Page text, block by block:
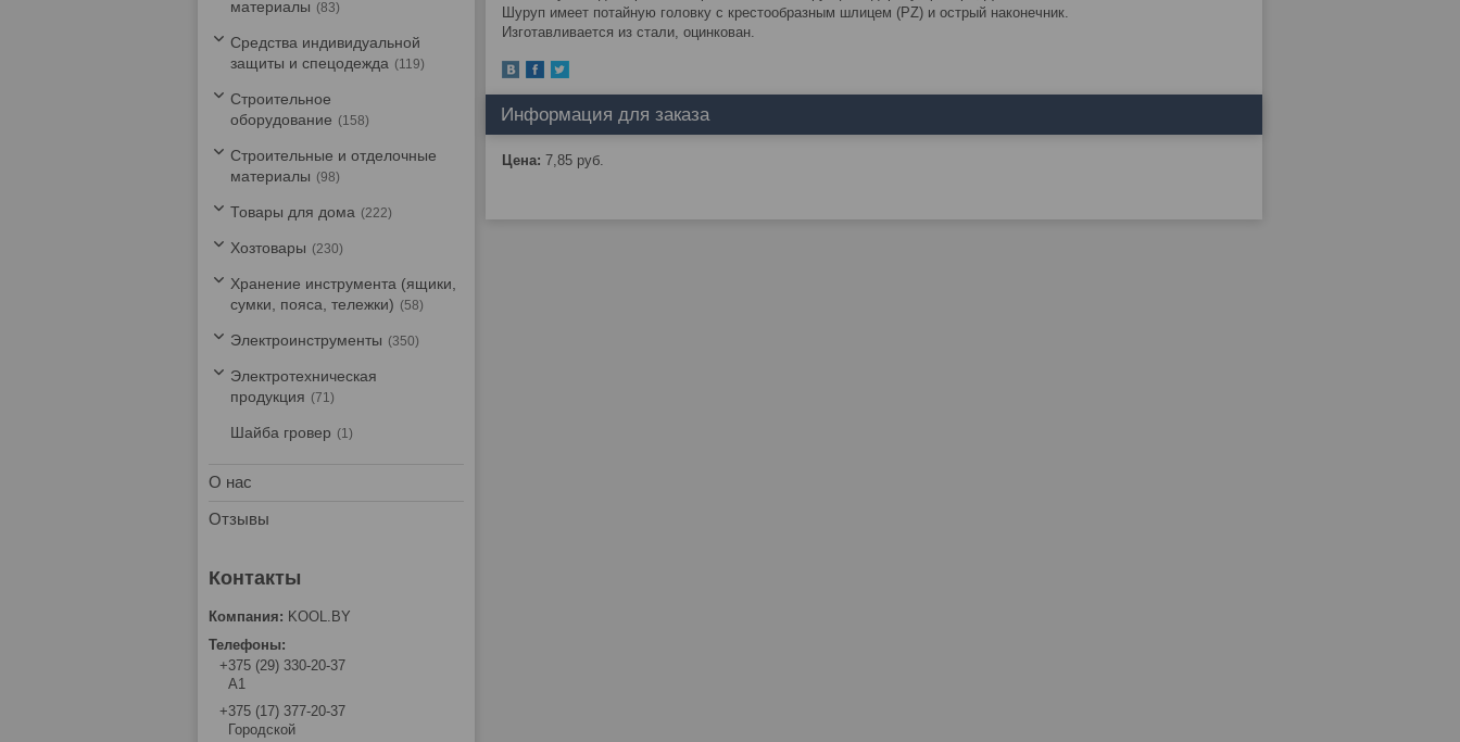
Шуруп имеет потайную головку с крестообразным шлицем (PZ) и острый наконечник.
Изготавливается из стали, оцинкован.
Информация для заказа
Цена: 7,85 руб.
материалы
83
Средства индивидуальной
защиты и спецодежда
119
Строительное
оборудование
158
Строительные и отделочные
материалы
98
Товары для дома 222
Хозтовары 230
Хранение инструмента (ящики,
сумки, пояса, тележки)
58
Электроинструменты 350
Электротехническая
продукция
71
Шайба гровер 1
О нас
Отзывы
KOOL.BY
+375 (29) 330-20-37
А1
+375 (17) 377-20-37
Городской